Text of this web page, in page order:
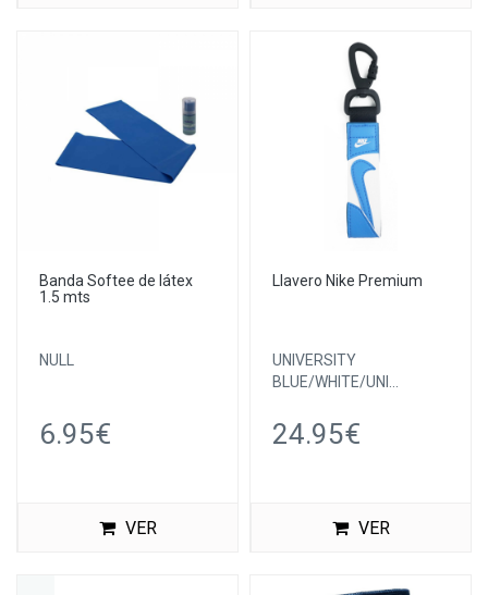
Banda Softee de látex
1.5 mts
NULL
6.95€
VER
Llavero Nike Premium
UNIVERSITY
BLUE/WHITE/UNI...
24.95€
VER